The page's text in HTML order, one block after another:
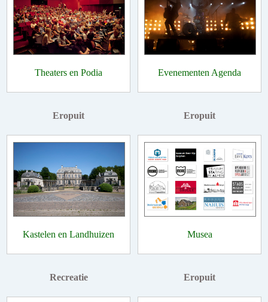
Theaters en Podia Evenementen Agenda
Eropuit
Kastelen en Landhuizen
Eropuit
Musea
Recreatie Eropuit